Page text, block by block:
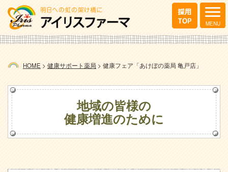
HOME > 健康サポート薬局 > 健康フェア「あけぼの薬局 亀戸店」
地域の皆様の
健康増進のために